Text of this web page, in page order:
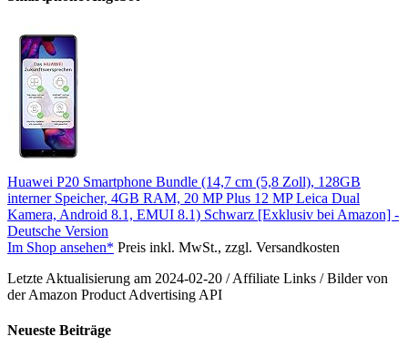
Huawei P20 Smartphone Bundle (14,7 cm (5,8 Zoll), 128GB
interner Speicher, 4GB RAM, 20 MP Plus 12 MP Leica Dual
Kamera, Android 8.1, EMUI 8.1) Schwarz [Exklusiv bei Amazon] -
Deutsche Version
Im Shop ansehen* Preis inkl. MwSt., zzgl. Versandkosten
Letzte Aktualisierung am 2024-02-20 / Affiliate Links / Bilder von
der Amazon Product Advertising API
Neueste Beiträge